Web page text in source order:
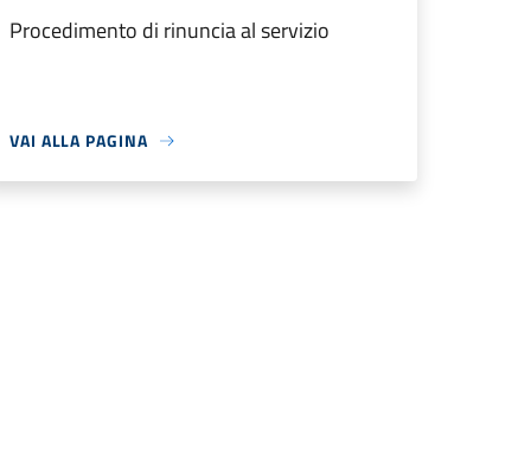
Procedimento di rinuncia al servizio
VAI ALLA PAGINA